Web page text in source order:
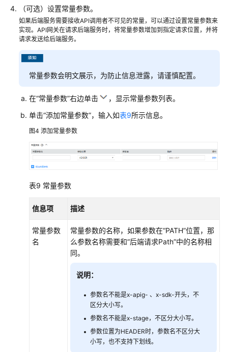
（可选）设置常量参数。
如果后端服务需要接收API调用者不可见的常量，可以通过设置常量参数来
实现。API网关在请求后端服务时，将常量参数增加到指定请求位置，并将
请求发送给后端服务。
常量参数会明文展示，为防止信息泄露，请谨慎配置。
在“常量参数”右边单击
，显示常量参数列表。
单击“添加常量参数”，输入如表9所示信息。
图4 添加常量参数
表9 常量参数
信息项 描述
常量参数
名
常量参数的名称，如果参数在“PATH”位置，那
么参数名称需要和“后端请求Path”中的名称相
同。
说明：
参数名不能是x-apig- 、x-sdk-开头，不
区分大小写。
参数名不能是x-stage，不区分大小写。
参数位置为HEADER时，参数名不区分大
小写，也不支持下划线。